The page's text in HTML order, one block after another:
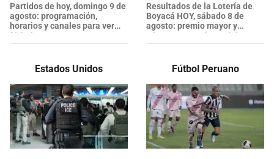
Partidos de hoy, domingo 9 de
agosto: programación,
horarios y canales para ver
fútbol EN VIVO
Resultados de la Lotería de
Boyacá HOY, sábado 8 de
agosto: premio mayor y
números ganadores del
último sorteo
Estados Unidos Fútbol Peruano